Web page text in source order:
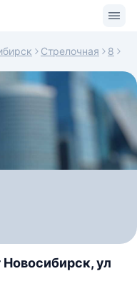
Стрелочная 8
Новосибирск, ул